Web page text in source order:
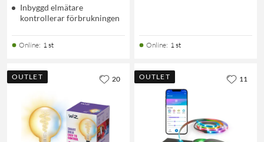
Inbyggd elmätare
kontrollerar förbrukningen
Online: 1 st Online: 1 st
OUTLET 20 OUTLET 11